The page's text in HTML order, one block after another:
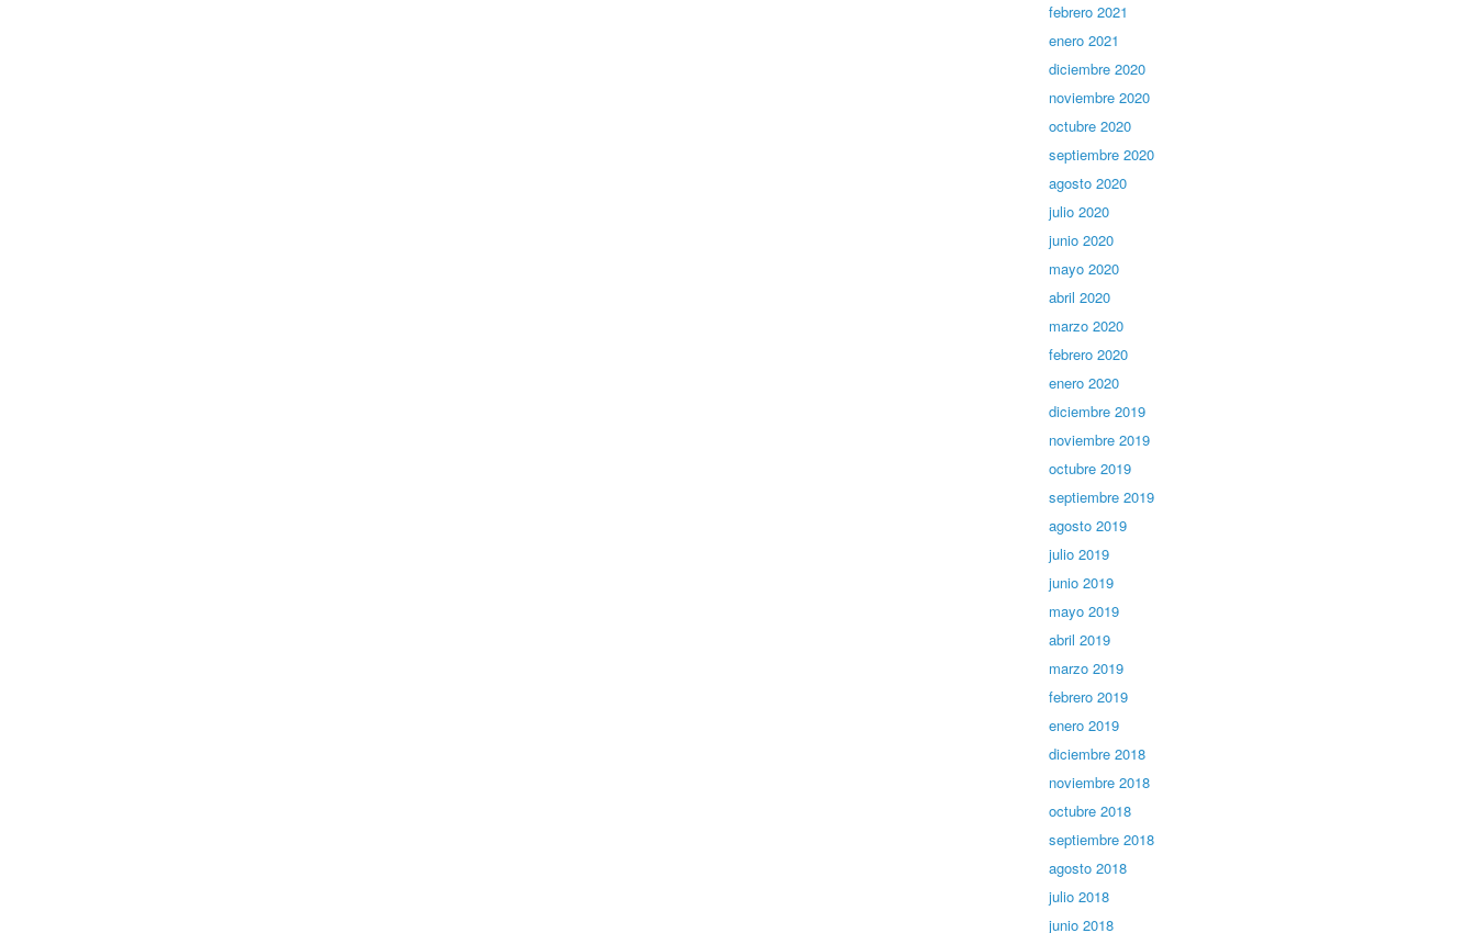
febrero 2021
enero 2021
diciembre 2020
noviembre 2020
octubre 2020
septiembre 2020
agosto 2020
julio 2020
junio 2020
mayo 2020
abril 2020
marzo 2020
febrero 2020
enero 2020
diciembre 2019
noviembre 2019
octubre 2019
septiembre 2019
agosto 2019
julio 2019
junio 2019
mayo 2019
abril 2019
marzo 2019
febrero 2019
enero 2019
diciembre 2018
noviembre 2018
octubre 2018
septiembre 2018
agosto 2018
julio 2018
junio 2018